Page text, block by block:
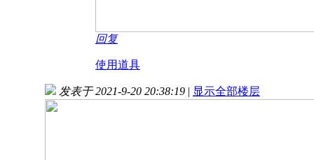
回复
使用道具
发表于 2021-9-20 20:38:19 | 显示全部楼层